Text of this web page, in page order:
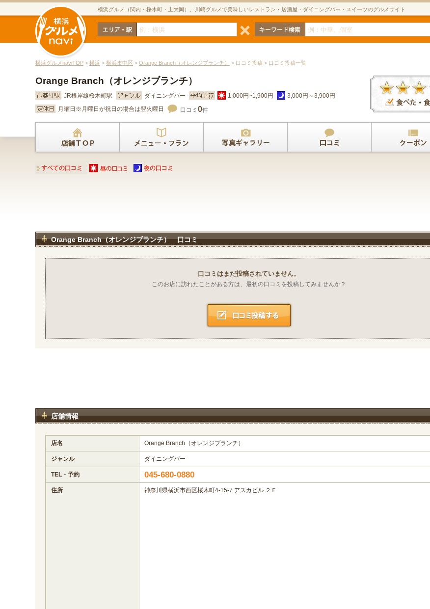
横浜グルメ（関内・桜木町・上大岡）、川崎グルメで美味しいレストラン・居酒屋・ダイニングバー・スイーツのグルメサイト
横浜グルメnaviTOP > 横浜 > 横浜市中区 > Orange Branch（オレンジブランチ） > 口コミ投稿 > 口コミ投稿一覧
Orange Branch（オレンジブランチ）
JR根岸線桜木町駅 ダイニングバー 1,000円~1,900円
3,000円～3,900円
月曜日※月曜日が祝日の場合は翌火曜日
口コミ 0件
Orange Branch（オレンジブランチ） 口コミ
口コミはまだ投稿されていません。
このお店に訪れたことがある方は、最初の口コミを投稿してみませんか？
店舗情報
店名 Orange Branch（オレンジブランチ）
ジャンル ダイニングバー
TEL・予約 045-680-0880
住所 神奈川県横浜市西区桜木町4-15-7 アスカビル ２Ｆ